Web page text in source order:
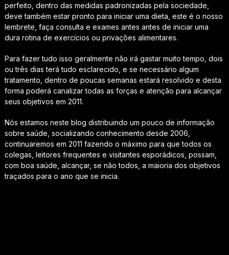
perfeito, dentro das medidas padronizadas pela sociedade,
deve também estar pronto para iniciar uma dieta, este é o nosso
lembrete, faça consulta e exames antes antes de iniciar uma
dura rotina de exercícios ou privações alimentares.
Para fazer tudo isso geralmente não irá gastar muito tempo, dois
ou três dias terá tudo esclarecido, e se necessário algum
tratamento, dentro de poucas semanas estará resolvido e desta
forma poderá canalizar todas as forças e atenção para alcançar
seus objetivos em 2011.
Nós estamos neste blog distribuindo um pouco de informação
sobre saúde, socializando conhecimento desde 2006,
continuaremos em 2011 fazendo o máximo para que todos os
colegas, leitores frequentes e visitantes esporádicos, possam,
com boa saúde, alcançar, se não todos, a maioria dos objetivos
traçados para o ano que se inicia.